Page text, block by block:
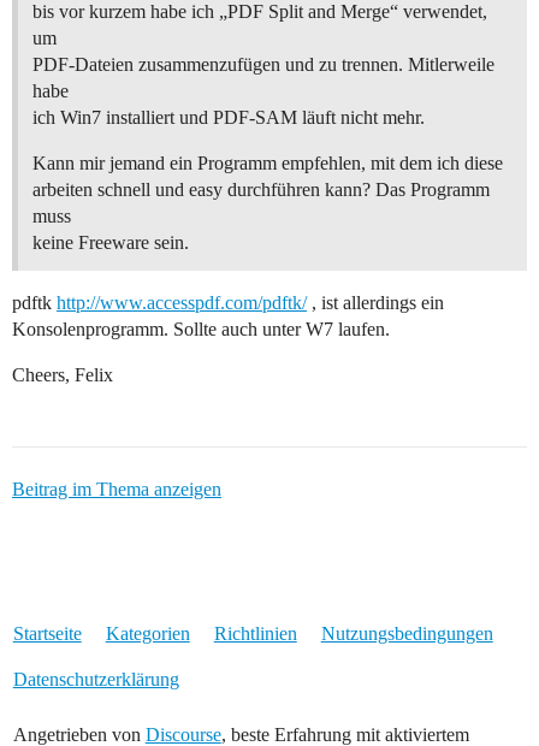
bis vor kurzem habe ich „PDF Split and Merge“ verwendet,
um
PDF-Dateien zusammenzufügen und zu trennen. Mitlerweile
habe
ich Win7 installiert und PDF-SAM läuft nicht mehr.
Kann mir jemand ein Programm empfehlen, mit dem ich diese
arbeiten schnell und easy durchführen kann? Das Programm
muss
keine Freeware sein.
pdftk http://www.accesspdf.com/pdftk/, ist allerdings ein
Konsolenprogramm. Sollte auch unter W7 laufen.
Cheers, Felix
Beitrag im Thema anzeigen
Startseite Kategorien Richtlinien Nutzungsbedingungen
Datenschutzerklärung
Angetrieben von Discourse, beste Erfahrung mit aktiviertem